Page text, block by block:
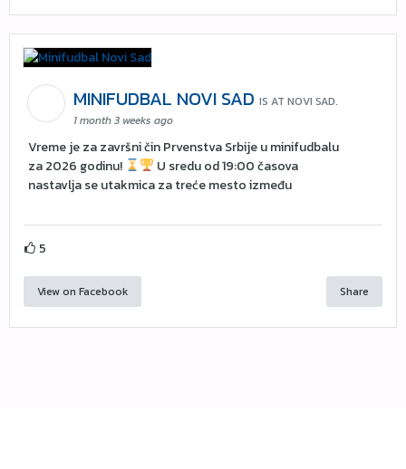
MINIFUDBAL NOVI SAD IS AT NOVI SAD.
1 month 3 weeks ago
Vreme je za završni čin Prvenstva Srbije u minifudbalu
za 2026 godinu!
U sredu od 19:00 časova
nastavlja se utakmica za treće mesto između
5
View on Facebook Share